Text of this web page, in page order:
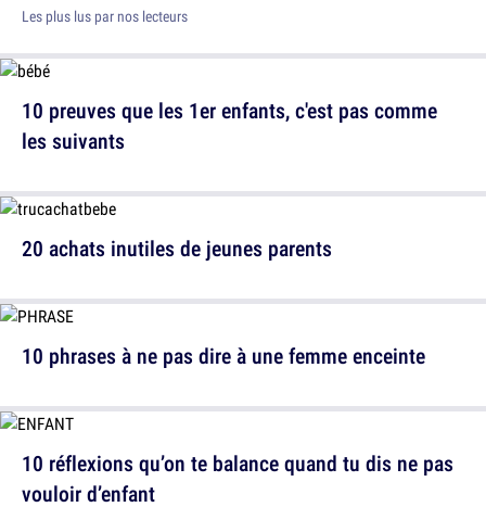
Les plus lus par nos lecteurs
10 preuves que les 1er enfants, c'est pas comme
les suivants
10 phrases à ne pas dire à une femme enceinte
20 achats inutiles de jeunes parents
10 réflexions qu’on te balance quand tu dis ne pas
vouloir d’enfant